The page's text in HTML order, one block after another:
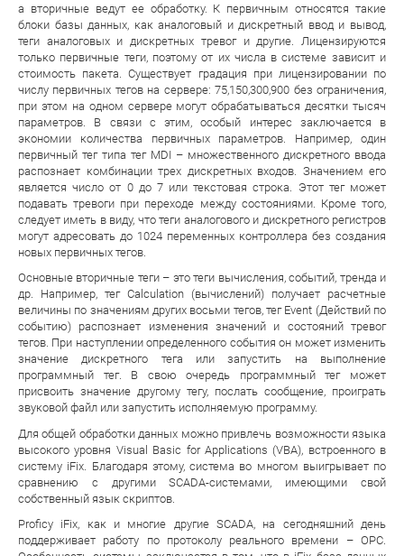
а вторичные ведут ее обработку. К первичным относятся такие
блоки базы данных, как аналоговый и дискретный ввод и вывод,
теги аналоговых и дискретных тревог и другие. Лицензируются
только первичные теги, поэтому от их числа в системе зависит и
стоимость пакета. Существует градация при лицензировании по
числу первичных тегов на сервере: 75,150,300,900 без ограничения,
при этом на одном сервере могут обрабатываться десятки тысяч
параметров. В связи с этим, особый интерес заключается в
экономии количества первичных параметров. Например, один
первичный тег типа тег MDI – множественного дискретного ввода
распознает комбинации трех дискретных входов. Значением его
является число от 0 до 7 или текстовая строка. Этот тег может
подавать тревоги при переходе между состояниями. Кроме того,
следует иметь в виду, что теги аналогового и дискретного регистров
могут адресовать до 1024 переменных контроллера без создания
новых первичных тегов.
Основные вторичные теги – это теги вычисления, событий, тренда и
др. Например, тег Calculation (вычислений) получает расчетные
величины по значениям других восьми тегов, тег Event (Действий по
событию) распознает изменения значений и состояний тревог
тегов. При наступлении определенного события он может изменить
значение дискретного тега или запустить на выполнение
программный тег. В свою очередь программный тег может
присвоить значение другому тегу, послать сообщение, проиграть
звуковой файл или запустить исполняемую программу.
Для общей обработки данных можно привлечь возможности языка
высокого уровня Visual Basic for Applications (VBA), встроенного в
систему iFix. Благодаря этому, система во многом выигрывает по
сравнению с другими SCADA-системами, имеющими свой
собственный язык скриптов.
Proficy iFix, как и многие другие SCADA, на сегодняшний день
поддерживает работу по протоколу реального времени – OPC.